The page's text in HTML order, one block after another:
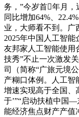
务，”今岁首年月
同比增加64%、
业，大师看不到。广
2025年中国人工智
友邦家人工智能使用
技秀”不止一次激发
司（简称“广旅元境
产糊口体例。人工智
增速实现高于全国、
于’”“启动扶植中国
能经济焦点财产产值